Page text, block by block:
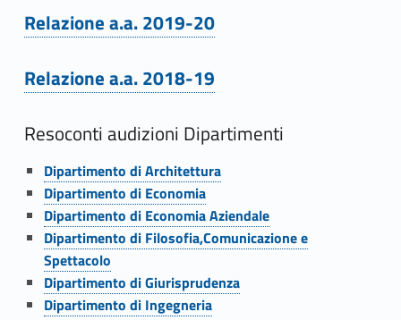
i
d
i
s
i
n
t
e
Link identifier #identifier__42703-6
Relazione a.a. 2019-20
Link identifier #identifier__117846-7
Relazione a.a. 2018-19
Resoconti audizioni Dipartimenti
Link identifier #identifier__100563-8
Dipartimento di Architettura
Link identifier #identifier__3286-9
Dipartimento di Economia
Link identifier #identifier__133765-10
Dipartimento di Economia Aziendale
Link identifier #identifier__93236-11
Dipartimento di Filosofia,Comunicazione e
Spettacolo
Link identifier #identifier__89858-12
Dipartimento di Giurisprudenza
Link identifier #identifier__131059-13
Dipartimento di Ingegneria